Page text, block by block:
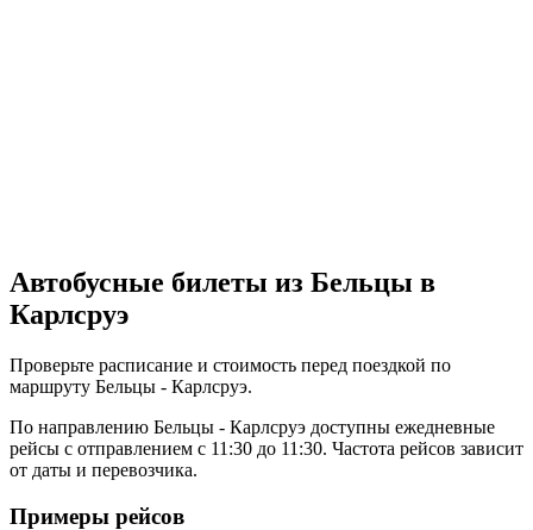
Автобусные билеты из Бельцы в
Карлсруэ
Проверьте расписание и стоимость перед поездкой по
маршруту Бельцы - Карлсруэ.
По направлению Бельцы - Карлсруэ доступны ежедневные
рейсы с отправлением с 11:30 до 11:30. Частота рейсов зависит
от даты и перевозчика.
Примеры рейсов